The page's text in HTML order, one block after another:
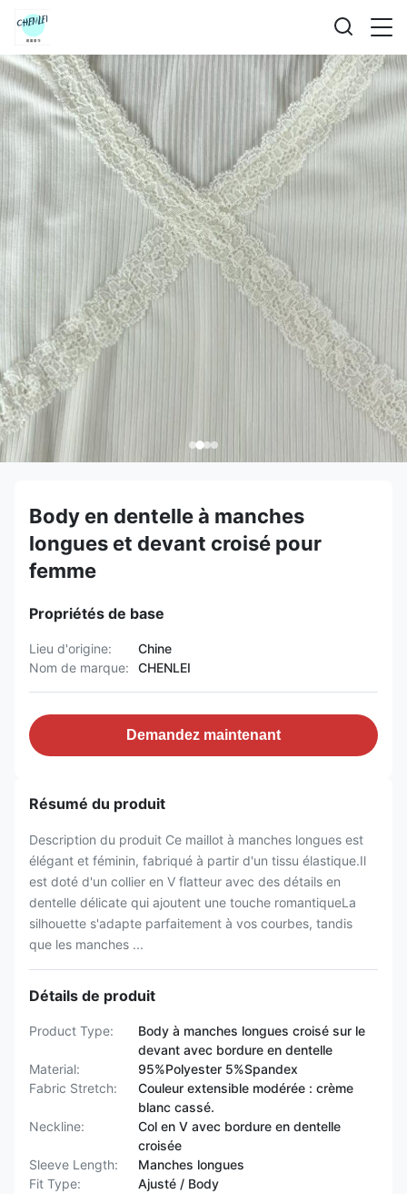
Body en dentelle à manches
longues et devant croisé pour
femme
Propriétés de base
Lieu d'origine:
Chine
Nom de marque:
CHENLEI
Demandez maintenant
Résumé du produit
Description du produit Ce maillot à manches longues est
élégant et féminin, fabriqué à partir d'un tissu élastique.Il
est doté d'un collier en V flatteur avec des détails en
dentelle délicate qui ajoutent une touche romantiqueLa
silhouette s'adapte parfaitement à vos courbes, tandis
que les manches ...
Détails de produit
Product Type:
Body à manches longues croisé sur le
devant avec bordure en dentelle
Material:
95%Polyester 5%Spandex
Fabric Stretch:
Couleur extensible modérée : crème
blanc cassé.
Neckline:
Col en V avec bordure en dentelle
croisée
Sleeve Length:
Manches longues
Fit Type:
Ajusté / Body